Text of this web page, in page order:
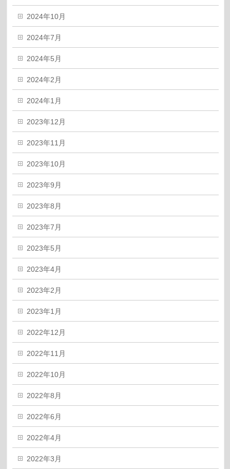
2024年10月
2024年7月
2024年5月
2024年2月
2024年1月
2023年12月
2023年11月
2023年10月
2023年9月
2023年8月
2023年7月
2023年5月
2023年4月
2023年2月
2023年1月
2022年12月
2022年11月
2022年10月
2022年8月
2022年6月
2022年4月
2022年3月